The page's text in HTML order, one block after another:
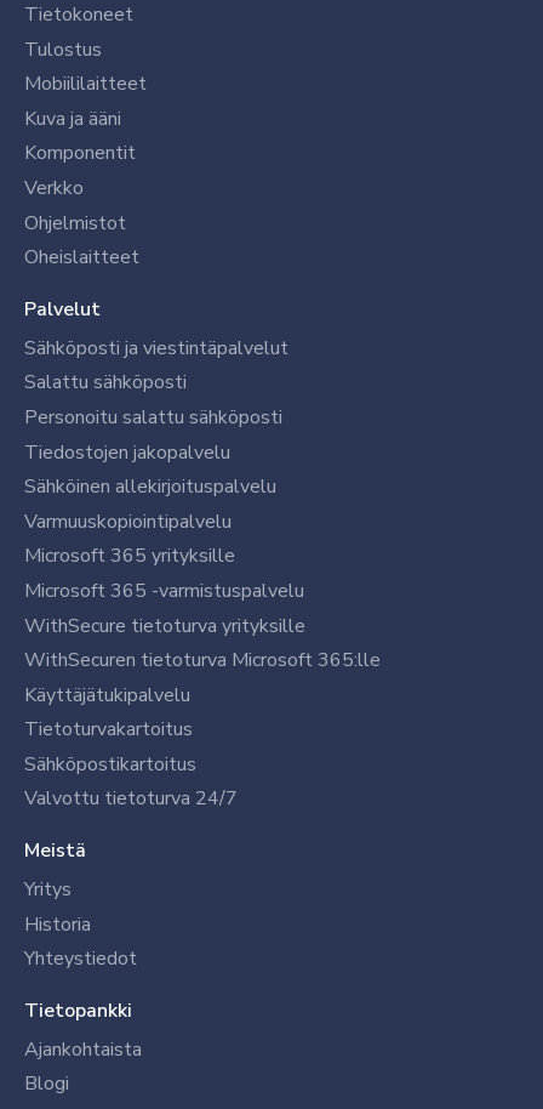
Tietokoneet
Tulostus
Mobiililaitteet
Kuva ja ääni
Komponentit
Verkko
Ohjelmistot
Oheislaitteet
Palvelut
Sähköposti ja viestintäpalvelut
Salattu sähköposti
Personoitu salattu sähköposti
Tiedostojen jakopalvelu
Sähköinen allekirjoituspalvelu
Varmuuskopiointipalvelu
Microsoft 365 yrityksille
Microsoft 365 -varmistuspalvelu
WithSecure tietoturva yrityksille
WithSecuren tietoturva Microsoft 365:lle
Käyttäjätukipalvelu
Tietoturvakartoitus
Sähköpostikartoitus
Valvottu tietoturva 24/7
Meistä
Yritys
Historia
Yhteystiedot
Tietopankki
Ajankohtaista
Blogi